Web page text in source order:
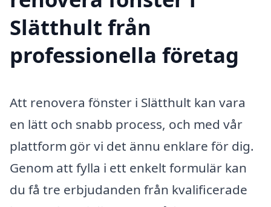
Slätthult från
professionella företag
Att renovera fönster i Slätthult kan vara
en lätt och snabb process, och med vår
plattform gör vi det ännu enklare för dig.
Genom att fylla i ett enkelt formulär kan
du få tre erbjudanden från kvalificerade